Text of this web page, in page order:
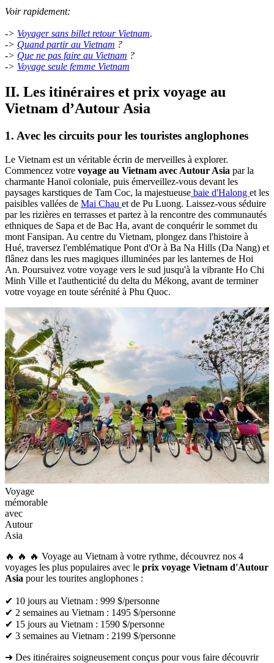
Voir rapidement:
-> Voyager sans billet retour Vietnam.
-> Quand partir au Vietnam ?
-> Que ne pas faire au Vietnam ?
-> Voyage seule femme Vietnam
II. Les itinéraires et prix voyage au
Vietnam d’Autour Asia
1. Avec les circuits pour les touristes anglophones
Le Vietnam est un véritable écrin de merveilles à explorer.
Commencez votre voyage au Vietnam avec Autour Asia par la
charmante Hanoï coloniale, puis émerveillez-vous devant les
paysages karstiques de Tam Coc, la majestueuse baie d'Halong et les
paisibles vallées de Mai Chau et de Pu Luong. Laissez-vous séduire
par les rizières en terrasses et partez à la rencontre des communautés
ethniques de Sapa et de Bac Ha, avant de conquérir le sommet du
mont Fansipan. Au centre du Vietnam, plongez dans l'histoire à
Hué, traversez l'emblématique Pont d'Or à Ba Na Hills (Da Nang) et
flânez dans les rues magiques illuminées par les lanternes de Hoi
An. Poursuivez votre voyage vers le sud jusqu'à la vibrante Ho Chi
Minh Ville et l'authenticité du delta du Mékong, avant de terminer
votre voyage en toute sérénité à Phu Quoc.
Voyage
mémorable
avec
Autour
Asia
🔥 🔥 🔥 Voyage au Vietnam à votre rythme, découvrez nos 4
voyages les plus populaires avec le prix voyage Vietnam d'Autour
Asia pour les tourites anglophones :
✔ 10 jours au Vietnam : 999 $/personne
✔ 2 semaines au Vietnam : 1495 $/personne
✔ 15 jours au Vietnam : 1590 $/personne
✔ 3 semaines au Vietnam : 2199 $/personne
➜ Des itinéraires soigneusement conçus pour vous faire découvrir